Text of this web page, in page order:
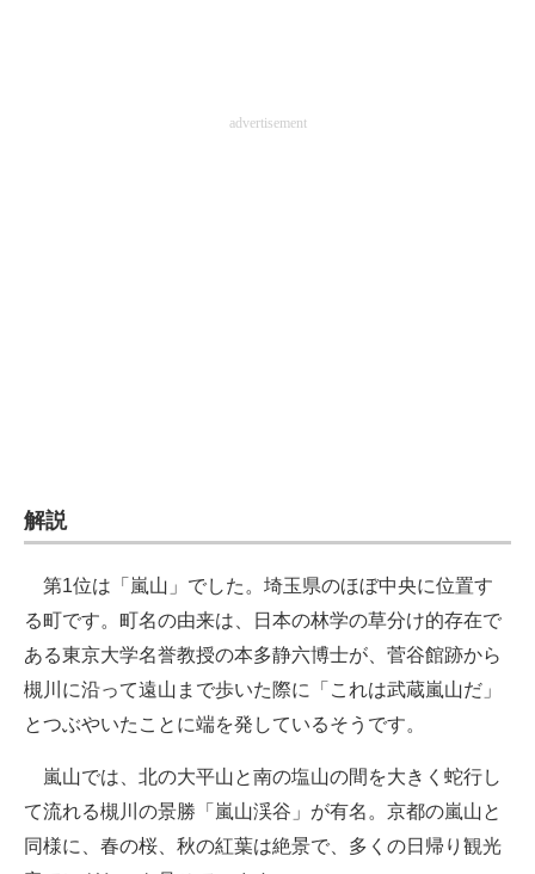
エレクトロニクス専門サイト
電子設計の基本と応用
エネルギーの専門メディア
建設×テクノロジーの最前線
ちょっと気になるネットの話題
advertisement
解説
第1位は「嵐山」でした。埼玉県のほぼ中央に位置す
る町です。町名の由来は、日本の林学の草分け的存在で
ある東京大学名誉教授の本多静六博士が、菅谷館跡から
槻川に沿って遠山まで歩いた際に「これは武蔵嵐山だ」
とつぶやいたことに端を発しているそうです。
嵐山では、北の大平山と南の塩山の間を大きく蛇行し
て流れる槻川の景勝「嵐山渓谷」が有名。京都の嵐山と
同様に、春の桜、秋の紅葉は絶景で、多くの日帰り観光